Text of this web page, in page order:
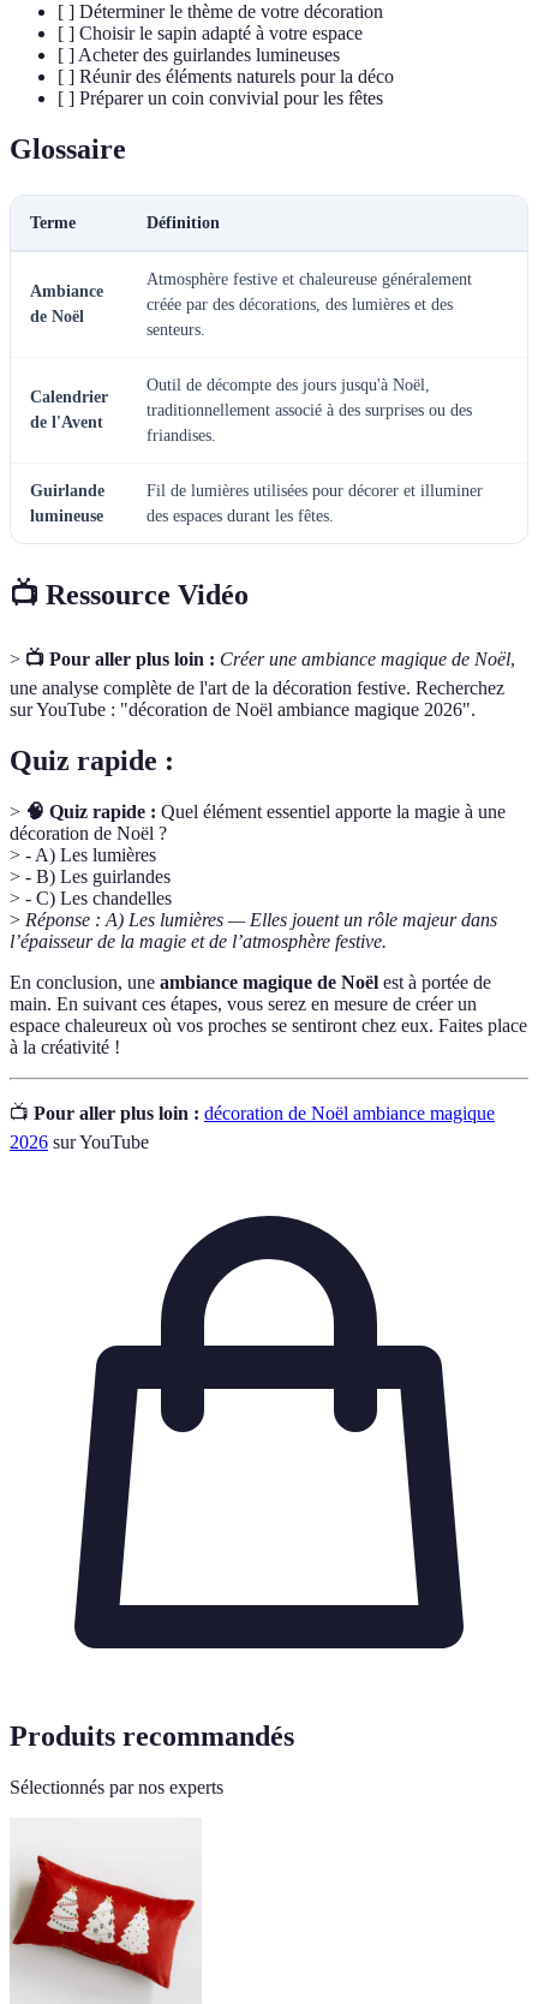
[ ] Déterminer le thème de votre décoration
[ ] Choisir le sapin adapté à votre espace
[ ] Acheter des guirlandes lumineuses
[ ] Réunir des éléments naturels pour la déco
[ ] Préparer un coin convivial pour les fêtes
Glossaire
Terme Définition
Ambiance
de Noël
Atmosphère festive et chaleureuse généralement
créée par des décorations, des lumières et des
senteurs.
Calendrier
de l'Avent
Outil de décompte des jours jusqu'à Noël,
traditionnellement associé à des surprises ou des
friandises.
Guirlande
lumineuse
Fil de lumières utilisées pour décorer et illuminer
des espaces durant les fêtes.
📺 Ressource Vidéo
> 📺 Pour aller plus loin : Créer une ambiance magique de Noël,
une analyse complète de l'art de la décoration festive. Recherchez
sur YouTube : "décoration de Noël ambiance magique 2026".
Quiz rapide :
> 🧠 Quiz rapide : Quel élément essentiel apporte la magie à une
décoration de Noël ?
> - A) Les lumières
> - B) Les guirlandes
> - C) Les chandelles
> Réponse : A) Les lumières — Elles jouent un rôle majeur dans
l’épaisseur de la magie et de l’atmosphère festive.
En conclusion, une ambiance magique de Noël est à portée de
main. En suivant ces étapes, vous serez en mesure de créer un
espace chaleureux où vos proches se sentiront chez eux. Faites place
à la créativité !
📺 Pour aller plus loin : décoration de Noël ambiance magique
2026 sur YouTube
Produits recommandés
Sélectionnés par nos experts